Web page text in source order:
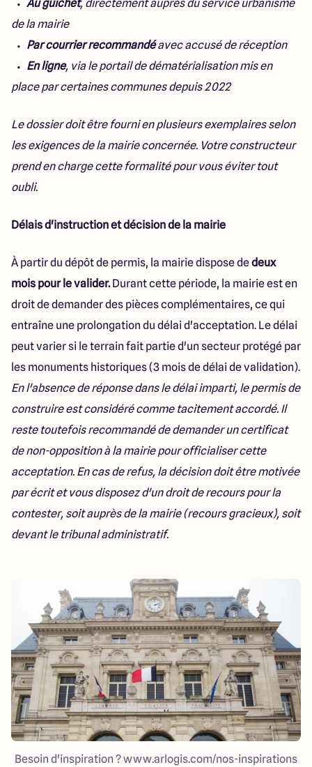
Au guichet, directement auprès du service urbanisme
de la mairie
Par courrier recommandéavec accusé de réception
En ligne, via le portail de dématérialisation mis en
place par certaines communes depuis 2022
Le dossier doit être fourni en plusieurs exemplaires selon
les exigences de la mairie concernée. Votre constructeur
prend en charge cette formalité pour vous éviter tout
oubli.
Délais d'instruction et décision de la mairie
À partir du dépôt de permis, la mairie dispose dedeux
mois pour le valider.Durant cette période, la mairie est en
droit de demander des pièces complémentaires, ce qui
entraîne une prolongation du délai d'acceptation. Le délai
peut varier si le terrain fait partie d'un secteur protégé par
les monuments historiques (3 mois de délai de validation).
En l'absence de réponse dans le délai imparti, le permis de
construire est considéré comme tacitement accordé. Il
reste toutefois recommandé de demander un certificat
de non-opposition à la mairie pour officialiser cette
acceptation. En cas de refus, la décision doit être motivée
par écrit et vous disposez d'un droit de recours pour la
contester, soit auprès de la mairie (recours gracieux), soit
devant le tribunal administratif.
Besoin d'inspiration ? www.arlogis.com/nos-inspirations